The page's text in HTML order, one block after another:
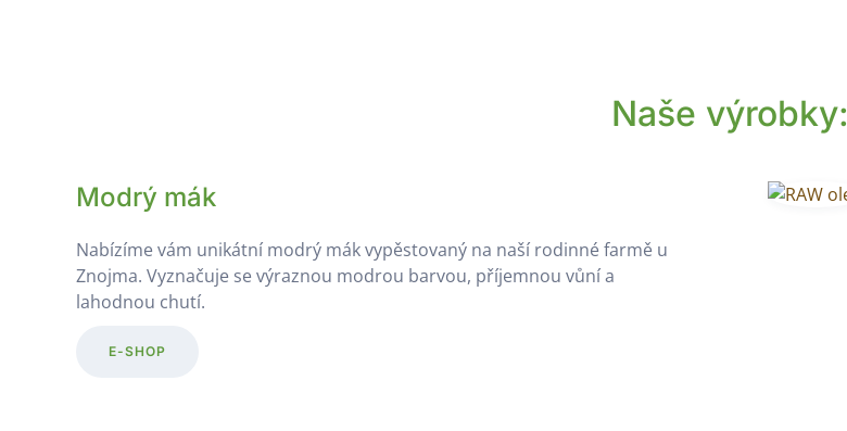
Naše výrobky:
Modrý mák
Nabízíme vám unikátní modrý mák vypěstovaný na naší rodinné farmě u
Znojma. Vyznačuje se výraznou modrou barvou, příjemnou vůní a
lahodnou chutí.
E-SHOP